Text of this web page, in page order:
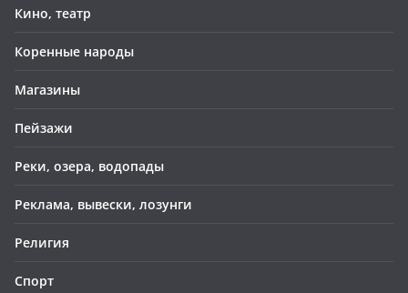
Кино, театр
Коренные народы
Магазины
Пейзажи
Реки, озера, водопады
Реклама, вывески, лозунги
Религия
Спорт